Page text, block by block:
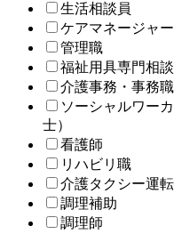
生活相談員
ケアマネージャー
管理職
福祉用具専門相
介護事務・事務職
ソーシャルワー
士）
看護師
リハビリ職
介護タクシー運
調理補助
調理師